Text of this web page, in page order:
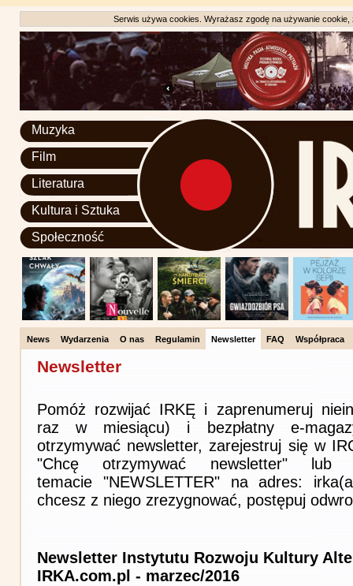
Serwis używa cookies. Wyrażasz zgodę na używanie
Muzyka
Film
Literatura
Kultura i Sztuka
Społeczność
News Wydarzenia O nas Regulamin Newsletter FAQ Współpraca
Newsletter
Pomóż rozwijać IRKĘ i zaprenumeruj
raz w miesiącu) i bezpłatny e-
otrzymywać newsletter, zarejestruj się w
"Chcę otrzymywać newsletter"
temacie "NEWSLETTER" na adres:
chcesz z niego zrezygnować, postępuj
Newsletter Instytutu Rozwoju Kultury
IRKA.com.pl - marzec/2016